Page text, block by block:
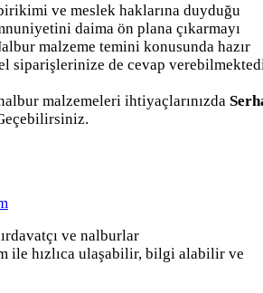
ve meslek haklarına duyduğu
daima ön plana çıkarmayı
malzeme temini konusunda hazır
siparişlerinize de cevap
malzemeleri ihtiyaçlarınızda
ve nalburlar
ile hızlıca ulaşabilir, bilgi alabilir ve